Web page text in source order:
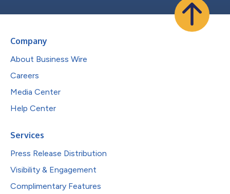
Company
About Business Wire
Careers
Media Center
Help Center
Services
Press Release Distribution
Visibility & Engagement
Complimentary Features